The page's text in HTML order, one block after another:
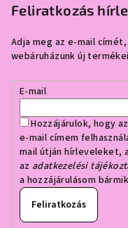
Feliratkozás
Adja meg az e-mail
webáruházunk új
E-mail
Hozzájárulok, hogy
e-mail címem
mail útján hírleveleket,
az adatkezelési
a hozzájárulásom
Feliratkozás